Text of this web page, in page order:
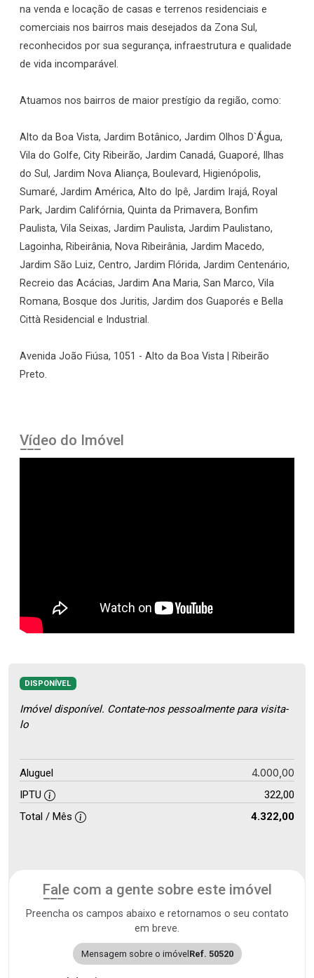
na venda e locação de casas e terrenos residenciais e
comerciais nos bairros mais desejados da Zona Sul,
reconhecidos por sua segurança, infraestrutura e qualidade
de vida incomparável.
Atuamos nos bairros de maior prestígio da região, como:
Alto da Boa Vista, Jardim Botânico, Jardim Olhos D`Água,
Vila do Golfe, City Ribeirão, Jardim Canadá, Guaporé, Ilhas
do Sul, Jardim Nova Aliança, Boulevard, Higienópolis,
Sumaré, Jardim América, Alto do Ipê, Jardim Irajá, Royal
Park, Jardim Califórnia, Quinta da Primavera, Bonfim
Paulista, Vila Seixas, Jardim Paulista, Jardim Paulistano,
Lagoinha, Ribeirânia, Nova Ribeirânia, Jardim Macedo,
Jardim São Luiz, Centro, Jardim Flórida, Jardim Centenário,
Recreio das Acácias, Jardim Ana Maria, San Marco, Vila
Romana, Bosque dos Juritis, Jardim dos Guaporés e Bella
Città Residencial e Industrial.
Avenida João Fiúsa, 1051 - Alto da Boa Vista | Ribeirão
Preto.
Vídeo do Imóvel
DISPONÍVEL
Imóvel disponível. Contate-nos pessoalmente para visita-
lo
Aluguel 4.000,00
IPTU
322,00
Total / Mês
4.322,00
Fale com a gente sobre este imóvel
Preencha os campos abaixo e retornamos o seu contato
em breve.
Mensagem sobre o imóvel Ref. 50520